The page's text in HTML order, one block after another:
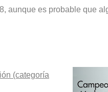
aunque es probable que
(categoría